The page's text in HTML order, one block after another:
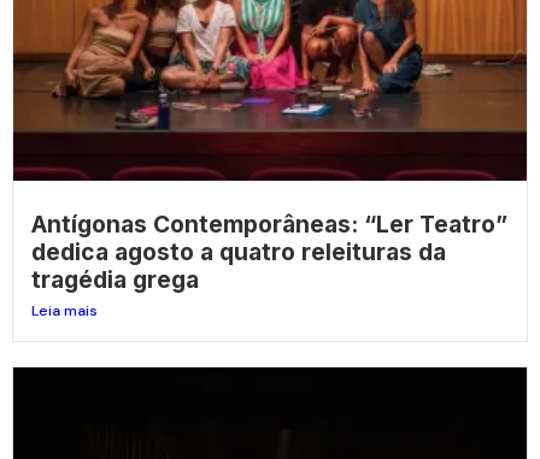
Antígonas Contemporâneas: “Ler Teatro”
dedica agosto a quatro releituras da
tragédia grega
Leia mais